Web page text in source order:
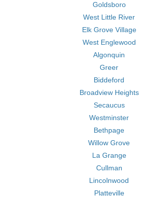
Goldsboro
West Little River
Elk Grove Village
West Englewood
Algonquin
Greer
Biddeford
Broadview Heights
Secaucus
Westminster
Bethpage
Willow Grove
La Grange
Cullman
Lincolnwood
Platteville